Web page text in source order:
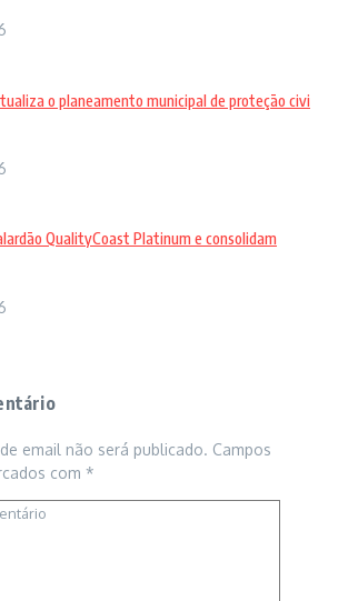
o planeamento municipal de proteção civi
QualityCoast Platinum e consolidam
email não será publicado. Campos
com *